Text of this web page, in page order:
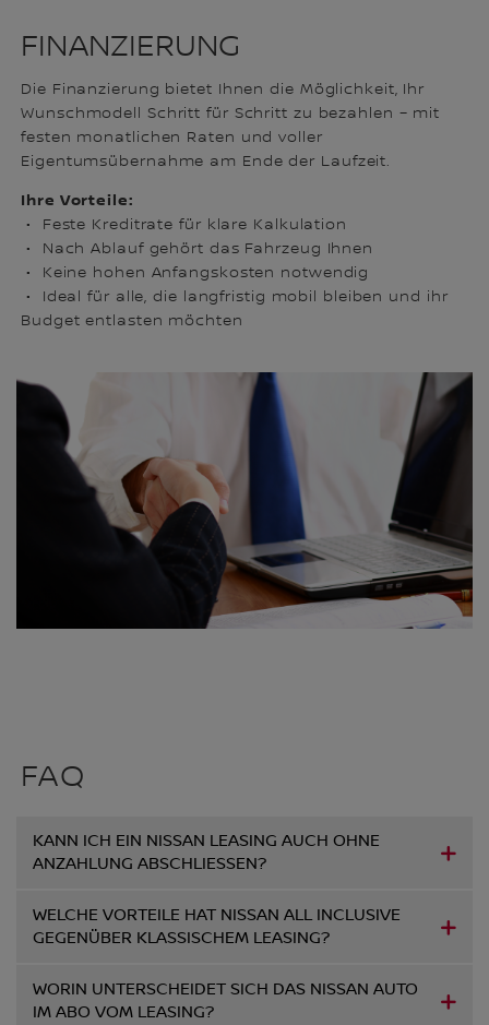
FINANZIERUNG
Die Finanzierung bietet Ihnen die Möglichkeit, Ihr
Wunschmodell Schritt für Schritt zu bezahlen – mit
festen monatlichen Raten und voller
Eigentumsübernahme am Ende der Laufzeit.
Ihre Vorteile:
• Feste Kreditrate für klare Kalkulation
• Nach Ablauf gehört das Fahrzeug Ihnen
• Keine hohen Anfangskosten notwendig
• Ideal für alle, die langfristig mobil bleiben und ihr
Budget entlasten möchten
FAQ
KANN ICH EIN NISSAN LEASING AUCH OHNE
ANZAHLUNG ABSCHLIESSEN?
WELCHE VORTEILE HAT NISSAN ALL INCLUSIVE
GEGENÜBER KLASSISCHEM LEASING?
WORIN UNTERSCHEIDET SICH DAS NISSAN AUTO
IM ABO VOM LEASING?